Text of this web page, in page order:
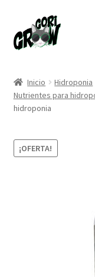
a
la
a
la
Inicio Hidroponia
Nutrientes para
hidroponia
¡OFERTA!